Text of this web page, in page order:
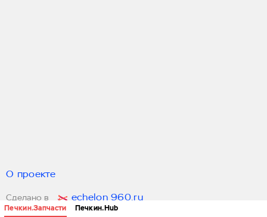
Печкин.Запчасти Печкин.Hub
О проекте
Сделано в echelon 960.ru